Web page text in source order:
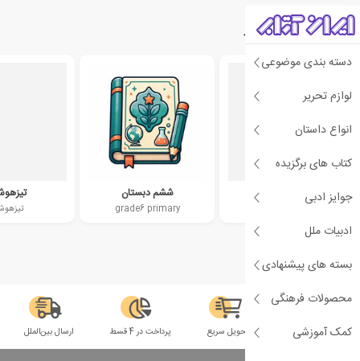
دسته بندی موضوعی
لوازم تحریر
انواع داستان
کتاب های برگزیده
جوایز ادبی
ادبیات ملل
بسته های پیشنهادی
محصولات فرهنگی
کمک آموزشی
دسته‌بندی‌های مرتبط
elementary
ششم دبستان
grade6 primary
سلامت فیزیکی تحویل سریع پرداخت در 4 قسط ارسال بین‌الملل